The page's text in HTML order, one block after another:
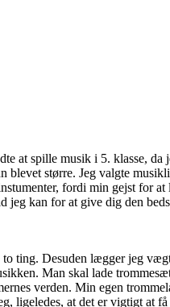
at spille musik i 5. klasse, da
større. Jeg valgte
fordi min gejst for
kan for at give dig den
ting. Desuden lægger jeg
Man skal lade
verden. Min egen
ligeledes, at det er vigtigt at